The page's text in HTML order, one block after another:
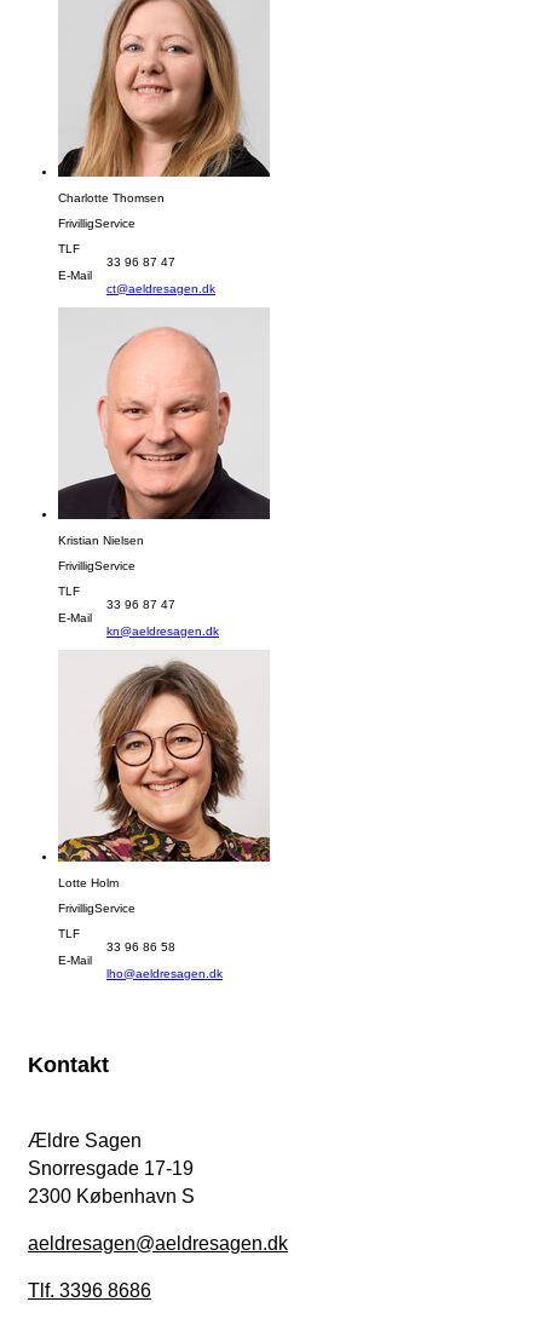
Charlotte Thomsen
FrivilligService
TLF
33 96 87 47
E-Mail
ct@aeldresagen.dk
Kristian Nielsen
FrivilligService
TLF
33 96 87 47
E-Mail
kn@aeldresagen.dk
Lotte Holm
FrivilligService
TLF
33 96 86 58
E-Mail
lho@aeldresagen.dk
Kontakt
Ældre Sagen
Snorresgade 17-19
2300 København S
aeldresagen@aeldresagen.dk
Tlf. 3396 8686